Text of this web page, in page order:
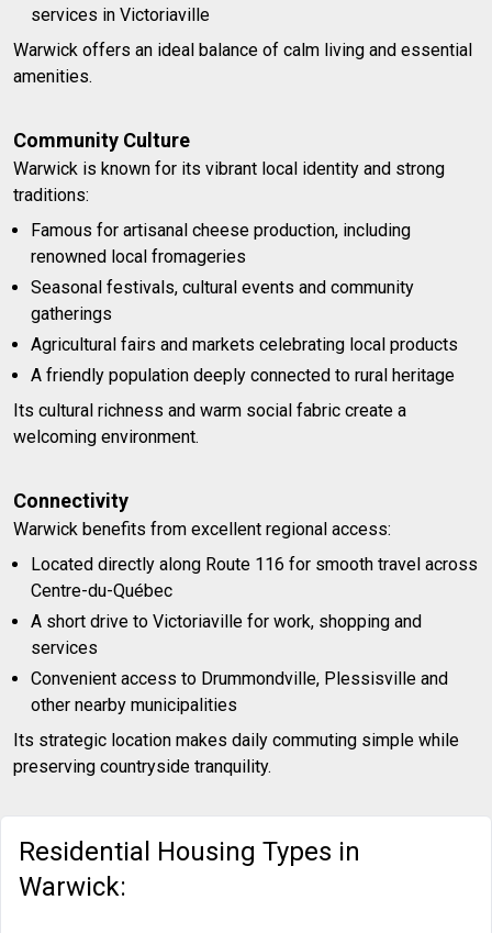
services in Victoriaville
Warwick offers an ideal balance of calm living and essential
amenities.
Community Culture
Warwick is known for its vibrant local identity and strong
traditions:
Famous for artisanal cheese production, including
renowned local fromageries
Seasonal festivals, cultural events and community
gatherings
Agricultural fairs and markets celebrating local products
A friendly population deeply connected to rural heritage
Its cultural richness and warm social fabric create a
welcoming environment.
Connectivity
Warwick benefits from excellent regional access:
Located directly along Route 116 for smooth travel across
Centre-du-Québec
A short drive to Victoriaville for work, shopping and
services
Convenient access to Drummondville, Plessisville and
other nearby municipalities
Its strategic location makes daily commuting simple while
preserving countryside tranquility.
Residential Housing Types in
Warwick: